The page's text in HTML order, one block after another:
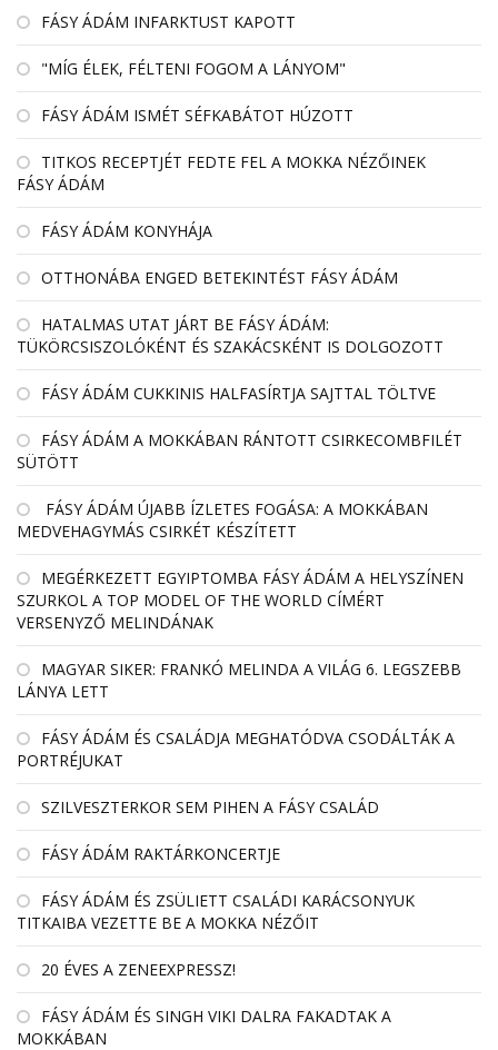
FÁSY ÁDÁM INFARKTUST KAPOTT
"MÍG ÉLEK, FÉLTENI FOGOM A LÁNYOM"
FÁSY ÁDÁM ISMÉT SÉFKABÁTOT HÚZOTT
TITKOS RECEPTJÉT FEDTE FEL A MOKKA NÉZŐINEK
FÁSY ÁDÁM
FÁSY ÁDÁM KONYHÁJA
OTTHONÁBA ENGED BETEKINTÉST FÁSY ÁDÁM
HATALMAS UTAT JÁRT BE FÁSY ÁDÁM:
TÜKÖRCSISZOLÓKÉNT ÉS SZAKÁCSKÉNT IS DOLGOZOTT
FÁSY ÁDÁM CUKKINIS HALFASÍRTJA SAJTTAL TÖLTVE
FÁSY ÁDÁM A MOKKÁBAN RÁNTOTT CSIRKECOMBFILÉT
SÜTÖTT
FÁSY ÁDÁM ÚJABB ÍZLETES FOGÁSA: A MOKKÁBAN
MEDVEHAGYMÁS CSIRKÉT KÉSZÍTETT
MEGÉRKEZETT EGYIPTOMBA FÁSY ÁDÁM A HELYSZÍNEN
SZURKOL A TOP MODEL OF THE WORLD CÍMÉRT
VERSENYZŐ MELINDÁNAK
MAGYAR SIKER: FRANKÓ MELINDA A VILÁG 6. LEGSZEBB
LÁNYA LETT
FÁSY ÁDÁM ÉS CSALÁDJA MEGHATÓDVA CSODÁLTÁK A
PORTRÉJUKAT
SZILVESZTERKOR SEM PIHEN A FÁSY CSALÁD
FÁSY ÁDÁM RAKTÁRKONCERTJE
FÁSY ÁDÁM ÉS ZSÜLIETT CSALÁDI KARÁCSONYUK
TITKAIBA VEZETTE BE A MOKKA NÉZŐIT
20 ÉVES A ZENEEXPRESSZ!
FÁSY ÁDÁM ÉS SINGH VIKI DALRA FAKADTAK A
MOKKÁBAN